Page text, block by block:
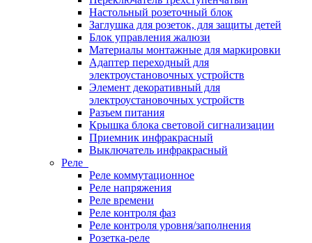
Настольный розеточный блок
Заглушка для розеток, для защиты детей
Блок управления жалюзи
Материалы монтажные для маркировки
Адаптер переходный для
электроустановочных устройств
Элемент декоративный для
электроустановочных устройств
Разъем питания
Крышка блока световой сигнализации
Приемник инфракрасный
Выключатель инфракрасный
Реле
Реле коммутационное
Реле напряжения
Реле времени
Реле контроля фаз
Реле контроля уровня/заполнения
Розетка-реле